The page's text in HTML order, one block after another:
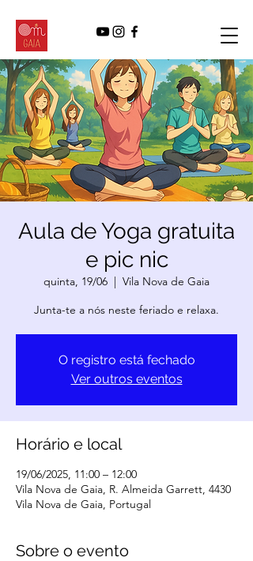
Aula de Yoga gratuita
e pic nic
quinta, 19/06
  |
Vila Nova de Gaia
Junta-te a nós neste feriado e relaxa.
O registro está fechado
Ver outros eventos
Horário e local
19/06/2025, 11:00 – 12:00
Vila Nova de Gaia, R. Almeida Garrett, 4430
Vila Nova de Gaia, Portugal
Sobre o evento